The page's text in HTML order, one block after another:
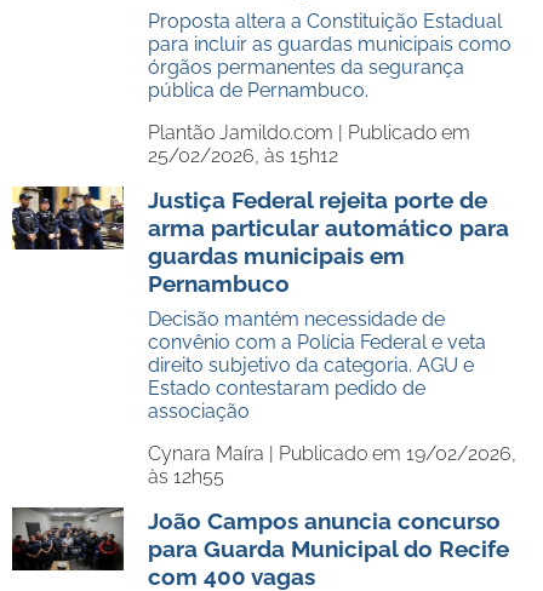
Proposta altera a Constituição Estadual
para incluir as guardas municipais como
órgãos permanentes da segurança
pública de Pernambuco.
Plantão Jamildo.com | Publicado em
25/02/2026, às 15h12
Justiça Federal rejeita porte de
arma particular automático para
guardas municipais em
Pernambuco
Decisão mantém necessidade de
convênio com a Polícia Federal e veta
direito subjetivo da categoria. AGU e
Estado contestaram pedido de
associação
Cynara Maíra | Publicado em 19/02/2026,
às 12h55
João Campos anuncia concurso
para Guarda Municipal do Recife
com 400 vagas